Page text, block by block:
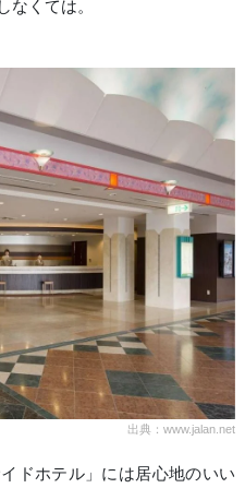
なくては。
出典：www.jalan.net
ドホテル」には居心地のいい